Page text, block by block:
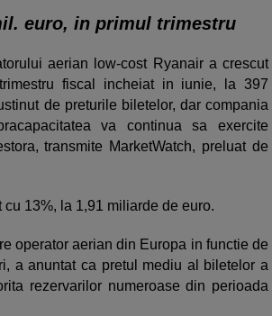
euro, in primul trimestru
aerian low-cost Ryanair a crescut
fiscal incheiat in iunie, la 397
de preturile biletelor, dar compania
va continua sa exercite
transmite MarketWatch, preluat de
13%, la 1,91 miliarde de euro.
operator aerian din Europa in functie de
a anuntat ca pretul mediu al biletelor a
rezervarilor numeroase din perioada